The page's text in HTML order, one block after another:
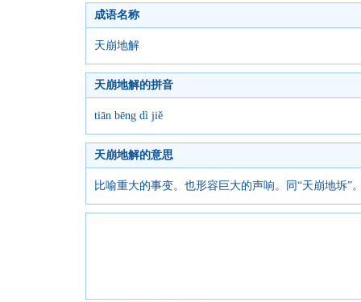
成语名称
天崩地解
天崩地解的拼音
tiān bēng dì jiě
天崩地解的意思
比喻重大的事变。也形容巨大的声响。同“天崩地坼”